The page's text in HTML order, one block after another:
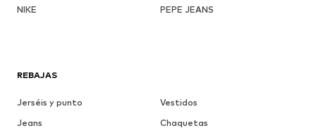
NIKE
PEPE JEANS
REBAJAS
Jerséis y punto
Vestidos
Jeans
Chaquetas